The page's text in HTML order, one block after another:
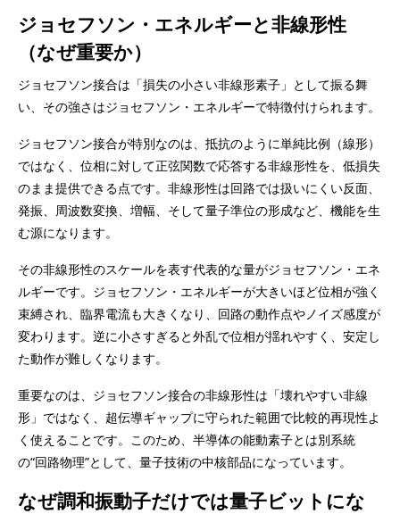
ジョセフソン・エネルギーと非線形性
（なぜ重要か）
ジョセフソン接合は「損失の小さい非線形素子」として振る舞
い、その強さはジョセフソン・エネルギーで特徴付けられます。
ジョセフソン接合が特別なのは、抵抗のように単純比例（線形）
ではなく、位相に対して正弦関数で応答する非線形性を、低損失
のまま提供できる点です。非線形性は回路では扱いにくい反面、
発振、周波数変換、増幅、そして量子準位の形成など、機能を生
む源になります。
その非線形性のスケールを表す代表的な量がジョセフソン・エネ
ルギーです。ジョセフソン・エネルギーが大きいほど位相が強く
束縛され、臨界電流も大きくなり、回路の動作点やノイズ感度が
変わります。逆に小さすぎると外乱で位相が揺れやすく、安定し
た動作が難しくなります。
重要なのは、ジョセフソン接合の非線形性は「壊れやすい非線
形」ではなく、超伝導ギャップに守られた範囲で比較的再現性よ
く使えることです。このため、半導体の能動素子とは別系統
の“回路物理”として、量子技術の中核部品になっています。
なぜ調和振動子だけでは量子ビットにな